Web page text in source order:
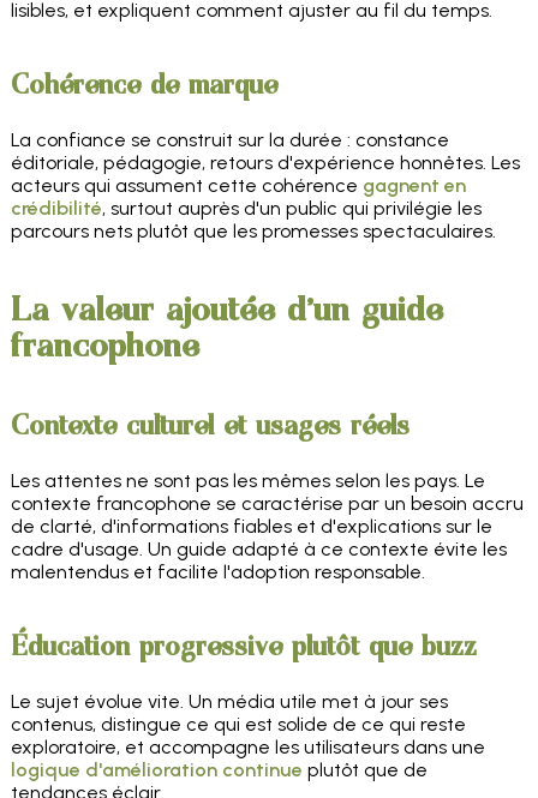
lisibles, et expliquent comment ajuster au fil du temps.
Cohérence de marque
La confiance se construit sur la durée : constance
éditoriale, pédagogie, retours d'expérience honnêtes. Les
acteurs qui assument cette cohérence gagnent en
crédibilité, surtout auprès d'un public qui privilégie les
parcours nets plutôt que les promesses spectaculaires.
La valeur ajoutée d'un guide
francophone
Contexte culturel et usages réels
Les attentes ne sont pas les mêmes selon les pays. Le
contexte francophone se caractérise par un besoin accru
de clarté, d'informations fiables et d'explications sur le
cadre d'usage. Un guide adapté à ce contexte évite les
malentendus et facilite l'adoption responsable.
Éducation progressive plutôt que buzz
Le sujet évolue vite. Un média utile met à jour ses
contenus, distingue ce qui est solide de ce qui reste
exploratoire, et accompagne les utilisateurs dans une
logique d'amélioration continue plutôt que de
tendances éclair.